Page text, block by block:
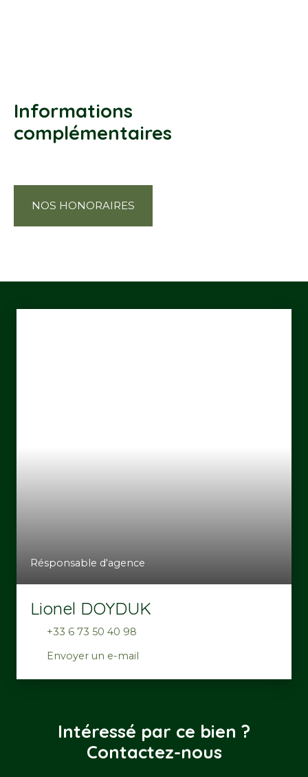
Informations
complémentaires
NOS HONORAIRES
Résponsable d'agence
Lionel DOYDUK
+33 6 73 50 40 98
Envoyer un e-mail
Intéressé par ce bien ?
Contactez-nous